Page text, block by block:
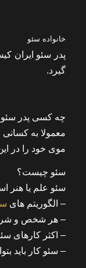
خانواده سئو
پدر سئو ایران
گیرد.
چه کسی پدر سئو
معمولا به کسانی
موی خود را در
سئو چیست؟
سئو علم یا هنر
– الگوریتم های
– هر شخص و
– اکثر کارهای
– سئو کار باید